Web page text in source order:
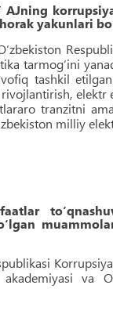
AJning
yakunlari
tarmog‘ini
tashkil
tranzitni
milliy
va